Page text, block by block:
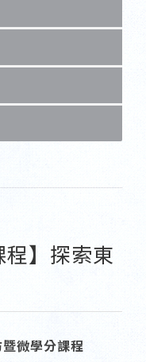
程】探索東
暨微學分課程